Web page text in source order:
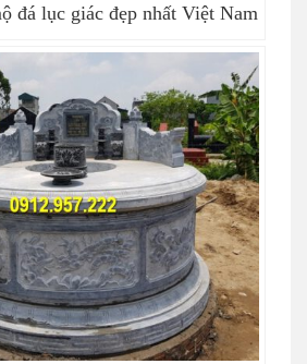
đá lục giác đẹp nhất Việt Nam